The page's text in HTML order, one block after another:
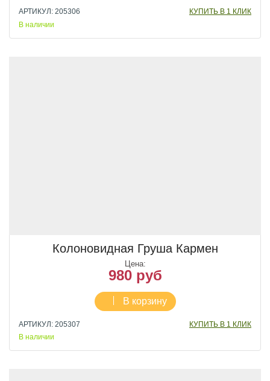
АРТИКУЛ: 205306
КУПИТЬ В 1 КЛИК
В наличии
Колоновидная Груша Кармен
Цена:
980 руб
В корзину
АРТИКУЛ: 205307
КУПИТЬ В 1 КЛИК
В наличии